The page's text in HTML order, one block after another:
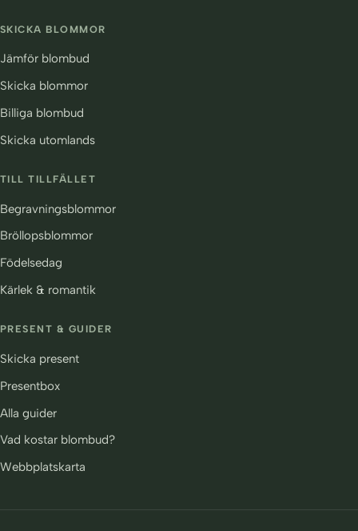
SKICKA BLOMMOR
Jämför blombud
Skicka blommor
Billiga blombud
Skicka utomlands
TILL TILLFÄLLET
Begravningsblommor
Bröllopsblommor
Födelsedag
Kärlek & romantik
PRESENT & GUIDER
Skicka present
Presentbox
Alla guider
Vad kostar blombud?
Webbplatskarta